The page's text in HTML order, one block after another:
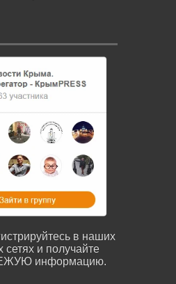
в наших
сетях и получайте
информацию.